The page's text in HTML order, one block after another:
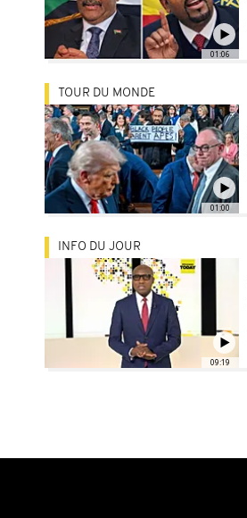
01:06
01:00
TOUR DU MONDE
09:19
INFO DU JOUR